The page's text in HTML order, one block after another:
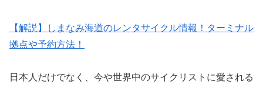
【解説】しまなみ海道のレンタサイクル情報！ターミナル
拠点や予約方法！
日本人だけでなく、今や世界中のサイクリストに愛される